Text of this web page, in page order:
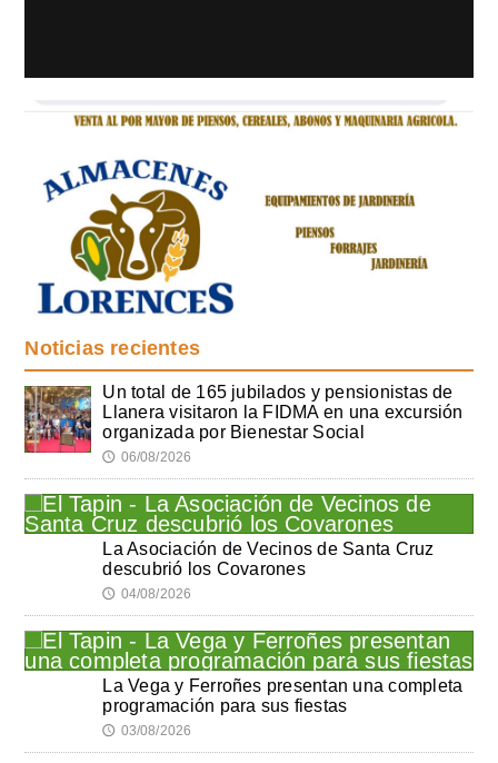
Noticias recientes
Un total de 165 jubilados y pensionistas de
Llanera visitaron la FIDMA en una excursión
organizada por Bienestar Social
🕔 06/08/2026
La Asociación de Vecinos de Santa Cruz
descubrió los Covarones
🕔 04/08/2026
La Vega y Ferroñes presentan una completa
programación para sus fiestas
🕔 03/08/2026